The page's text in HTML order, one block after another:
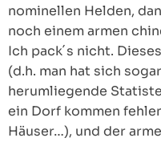
nominellen Helden,
noch einem armen
Ich pack´s nicht.
(d.h. man hat sich
herumliegende
ein Dorf kommen
Häuser…), und der